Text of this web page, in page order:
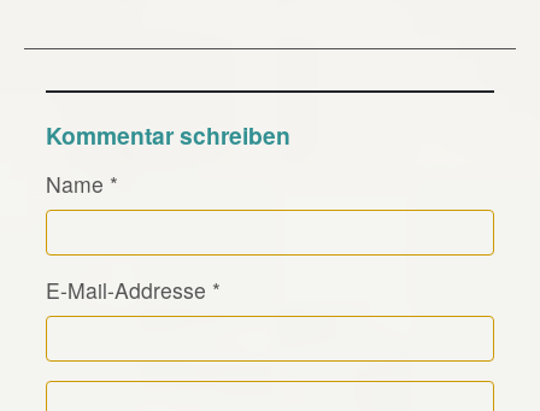
Kommentar schreiben
Name *
E-Mail-Addresse *
Kommentar Text